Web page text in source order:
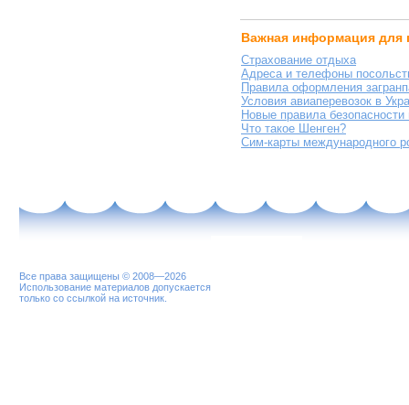
Важная информация для
Страхование отдыха
Адреса и телефоны
Правила оформления
Условия авиаперевозок в
Новые правила
Что такое Шенген?
Сим-карты международного
Все права защищены © 2008—2026
Использование материалов допускается
только со ссылкой на источник.